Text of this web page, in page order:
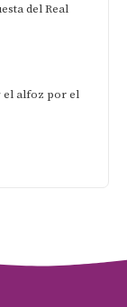
del Real
el alfoz por el